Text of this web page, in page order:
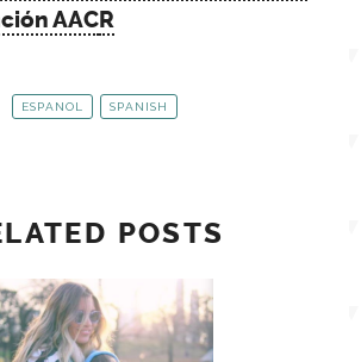
AACR
ESPANOL SPANISH
POSTS